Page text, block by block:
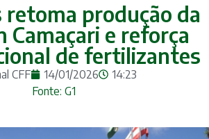
retoma produção da
Camaçari e reforça
de fertilizantes
CFF 14/01/2026
14:23
Fonte: G1